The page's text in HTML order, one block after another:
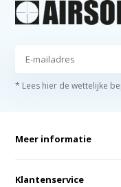
* Lees hier de wettelijke
Meer informatie
Klantenservice